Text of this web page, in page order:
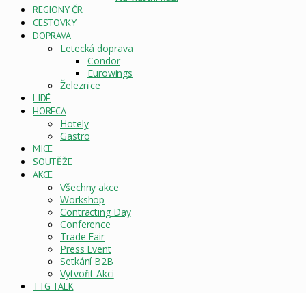
REGIONY ČR
CESTOVKY
DOPRAVA
Letecká doprava
Condor
Eurowings
Železnice
LIDÉ
HORECA
Hotely
Gastro
MICE
SOUTĚŽE
AKCE
Všechny akce
Workshop
Contracting Day
Conference
Trade Fair
Press Event
Setkání B2B
Vytvořit Akci
TTG TALK